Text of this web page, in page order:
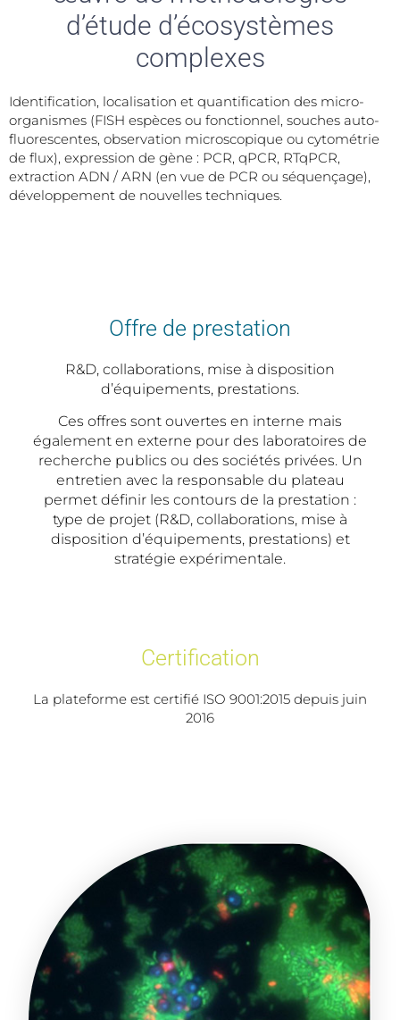
d’étude d’écosystèmes
complexes
Identification, localisation et quantification des micro-
organismes (FISH espèces ou fonctionnel, souches auto-
fluorescentes, observation microscopique ou cytométrie
de flux), expression de gène : PCR, qPCR, RTqPCR,
extraction ADN / ARN (en vue de PCR ou séquençage),
développement de nouvelles techniques.
Offre de prestation
R&D, collaborations, mise à disposition
d’équipements, prestations.
Ces offres sont ouvertes en interne mais
également en externe pour des laboratoires de
recherche publics ou des sociétés privées. Un
entretien avec la responsable du plateau
permet définir les contours de la prestation :
type de projet (R&D, collaborations, mise à
disposition d’équipements, prestations) et
stratégie expérimentale.
Certification
La plateforme est certifié ISO 9001:2015 depuis juin
2016